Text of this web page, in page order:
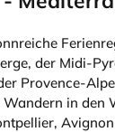
der Midi-
Provence-
in den